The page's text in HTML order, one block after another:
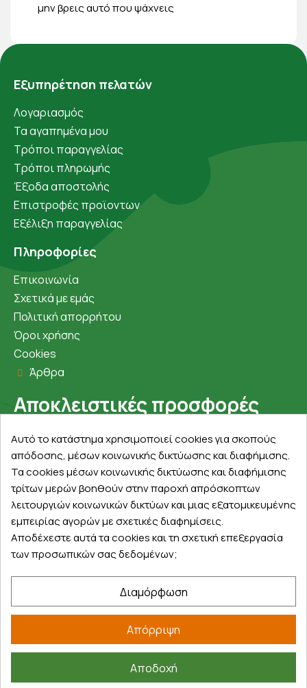
μην βρεις αυτό που ψάχνεις
Εξυπηρέτηση πελατών
Λογαριασμός
Τα αγαπημένα μου
Τρόποι παραγγελίας
Τρόποι πληρωμής
Έξοδα αποστολής
Επιστροφές προϊοντων
Εξέλιξη παραγγελίας
Πληροφορίες
Επικοινωνία
Σχετικά με εμάς
Πολιτική απορρήτου
Όροι χρήσης
Cookies
Άρθρα
Αποκλειστικές προσφορές
Εγγραφείτε με το email σας για να ενημερώνεστε
πρώτοι για προσφορές, διαγωνισμούς, εκπτωτικούς
κωδικούς και μοναδικά δώρα!
Βρείτε μας στα social
©2026farmakeioexpress.gr
Αυτό το κατάστημα χρησιμοποιεί cookies για σκοπούς
απόδοσης, μέσων κοινωνικής δικτύωσης και διαφήμισης.
Τα cookies μέσων κοινωνικής δικτύωσης και διαφήμισης
τρίτων μερών βοηθούν στην παροχή απρόσκοπτων
λειτουργιών κοινωνικών δικτύων και μιας εξατομικευμένης
εμπειρίας αγορών με σχετικές διαφημίσεις.
Αποδέχεστε αυτά τα cookies και τη σχετική επεξεργασία
των προσωπικών σας δεδομένων;
Διαμόρφωση
Απόρριψη
Αποδοχή